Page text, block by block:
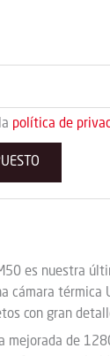
política de
vacío.
vacío.
es nuestra
cámara
con gran
mejorada de